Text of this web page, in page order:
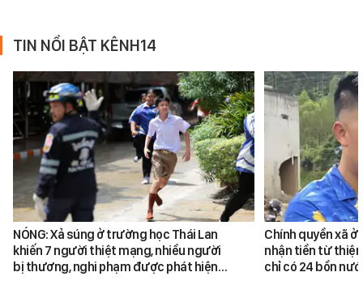
TIN NỔI BẬT KÊNH14
NÓNG: Xả súng ở trường học Thái Lan
khiến 7 người thiệt mạng, nhiều người
bị thương, nghi phạm được phát hiện…
Chính quyền xã ở
nhận tiền từ thiện
chỉ có 24 bồn